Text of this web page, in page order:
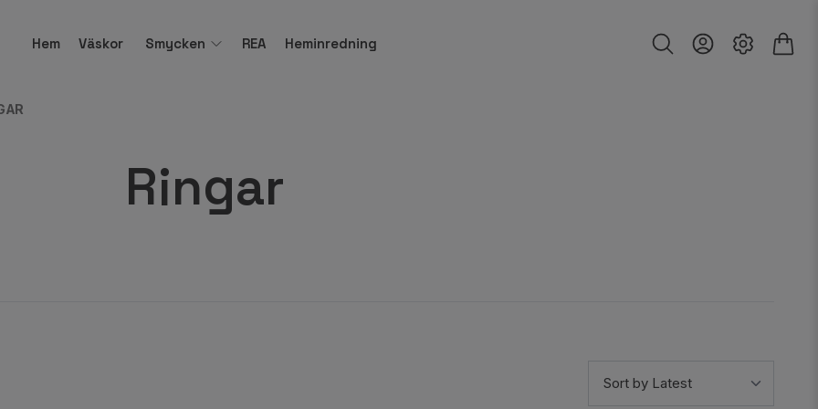
Hem Väskor Smycken REA Heminredning
Ringar